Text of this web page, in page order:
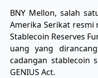
BNY Mellon, salah
Amerika Serikat resmi
Stablecoin Reserves
uang yang
cadangan stablecoin
GENIUS Act.